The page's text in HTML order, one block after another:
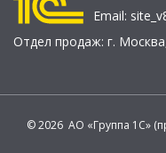
Email:
Отдел продаж: г. Москва
© 2026 АО «Группа 1С»